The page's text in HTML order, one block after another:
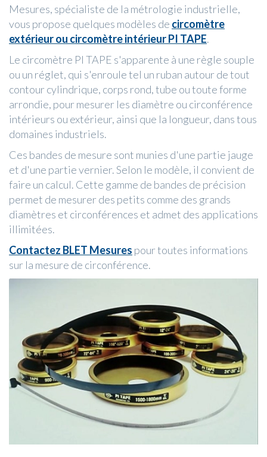
Mesures, spécialiste de la métrologie industrielle,
vous propose quelques modèles de circomètre
extérieur ou circomètre intérieur PI TAPE.
Le circomètre PI TAPE s'apparente à une règle souple
ou un réglet, qui s'enroule tel un ruban autour de tout
contour cylindrique, corps rond, tube ou toute forme
arrondie, pour mesurer les diamètre ou circonférence
intérieurs ou extérieur, ainsi que la longueur, dans tous
domaines industriels.
Ces bandes de mesure sont munies d'une partie jauge
et d'une partie vernier. Selon le modèle, il convient de
faire un calcul. Cette gamme de bandes de précision
permet de mesurer des petits comme des grands
diamètres et circonférences et admet des applications
illimitées.
Contactez BLET Mesures pour toutes informations
sur la mesure de circonférence.